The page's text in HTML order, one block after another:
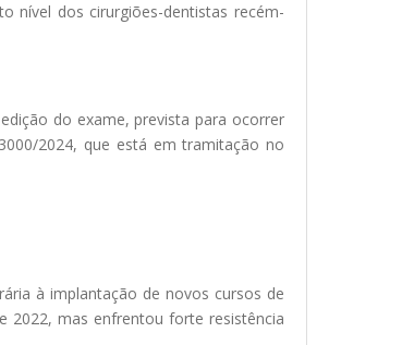
nível dos cirurgiões-dentistas recém-
do exame, prevista para ocorrer
2024, que está em tramitação no
à implantação de novos cursos de
2022, mas enfrentou forte resistência